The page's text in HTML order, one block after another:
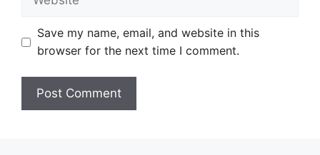
Save my name, email, and website in this
browser for the next time I comment.